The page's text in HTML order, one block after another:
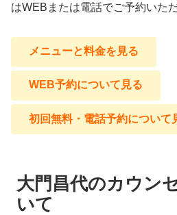
はWEBまたは電話でご予約いた
メニューと料金を見る
WEB予約について見る
初回無料・電話予約について
大門昌代のカウン
いて